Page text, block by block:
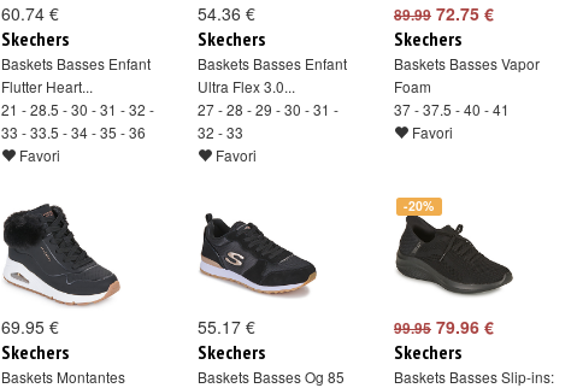
60.74 €
Skechers
Baskets Basses Enfant
Flutter Heart...
21 - 28.5 - 30 - 31 - 32 -
33 - 33.5 - 34 - 35 - 36
Favori
54.36 €
Skechers
Baskets Basses Enfant
Ultra Flex 3.0...
27 - 28 - 29 - 30 - 31 -
32 - 33
Favori
89.99 72.75 €
Skechers
Baskets Basses Vapor
Foam
37 - 37.5 - 40 - 41
Favori
69.95 €
Skechers
Baskets Montantes
55.17 €
Skechers
Baskets Basses Og 85
-20%
99.95 79.96 €
Skechers
Baskets Basses Slip-ins: